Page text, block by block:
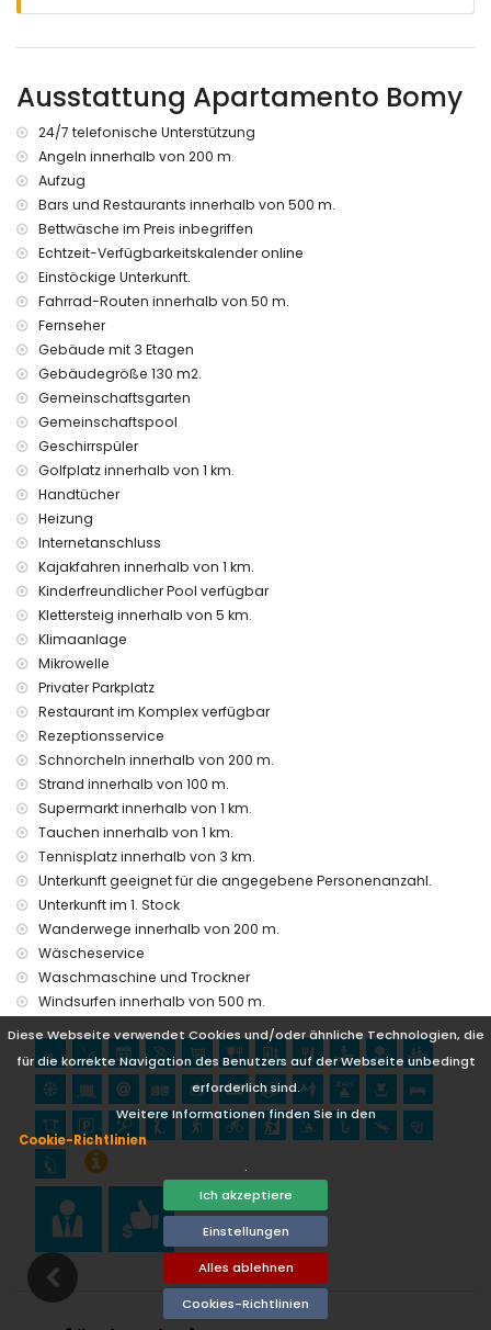
Diese Webseite verwendet Cookies und/oder ähnliche Technologien, die
für die korrekte Navigation des Benutzers auf der Webseite unbedingt
erforderlich sind.
Weitere Informationen finden Sie in den
Cookie-Richtlinien
.
Ich akzeptiere
Einstellungen
Alles ablehnen
Cookies-Richtlinien
von der Wohnung)
Öffentliche Verkehrsmittel in der Nähe: Zug innerhalb von
1000 Metern
Haustiere sind nicht erlaubt
Das Gebäude, in dem sich die Unterkunft befindet, verfügt
über einen Aufzug.
Die Unterkunft eignet sich sehr gut für Familien mit Kindern
und Fotosessions.
Ausstattung und Dienstleistungen, die im Mietpreis der
Wohnung enthalten sind
Internet (WiFi)
Staubsauger sowie Bügeleisen und Bügelbrett
Bettwäsche und Handtücher
Rezeptionsservice und 24-Stunden-Notdienst
Ausstattung und Dienstleistungen gegen Aufpreis
Wäscheservice
Fußbodenheizung
Kinderbett (auf Anfrage)
Unterhaltung und Freizeitaktivitäten für Ihren Urlaub in
Altea, Costa Blanca
vom Haus)
Freizeitpark (Terra Mítica), Themenpark (Terra Mítica), Zoo
(Terra Natura), Wildpark (Terra Natura) und Wasserpark
(Aqualandia) (innerhalb von 10 Kilometern vom Haus)
Sehenswürdigkeiten und Kultur in Altea, Costa Blanca
Historische Stätte (Iglesia casco antiguo) (innerhalb von 5
Kilometern von der Unterkunft)
Museum (Museo de Chocolate) und Burg (Castillo de
Guadalest) (innerhalb von 25 Kilometern von der Unterkunft)
Sport
Golf (Golf Don Cayo), Wandern, Radfahren, Kajakfahren,
Angeln, Tauchen, Schnorcheln und Windsurfen (innerhalb
von 1000 Metern von der Wohnung)
Tennis und Klettern (innerhalb von 5 Kilometern von der
Ausstattung Apartamento Bomy
24/7 telefonische Unterstützung
Angeln innerhalb von 200 m.
Aufzug
Bars und Restaurants innerhalb von 500 m.
Bettwäsche im Preis inbegriffen
Echtzeit-Verfügbarkeitskalender online
Einstöckige Unterkunft.
Fahrrad-Routen innerhalb von 50 m.
Fernseher
Gebäude mit 3 Etagen
Gebäudegröße 130 m2.
Gemeinschaftsgarten
Gemeinschaftspool
Geschirrspüler
Golfplatz innerhalb von 1 km.
Handtücher
Heizung
Internetanschluss
Kajakfahren innerhalb von 1 km.
Kinderfreundlicher Pool verfügbar
Klettersteig innerhalb von 5 km.
Klimaanlage
Mikrowelle
Privater Parkplatz
Restaurant im Komplex verfügbar
Rezeptionsservice
Schnorcheln innerhalb von 200 m.
Strand innerhalb von 100 m.
Supermarkt innerhalb von 1 km.
Tauchen innerhalb von 1 km.
Tennisplatz innerhalb von 3 km.
Unterkunft geeignet für die angegebene Personenanzahl.
Unterkunft im 1. Stock
Wanderwege innerhalb von 200 m.
Wäscheservice
Waschmaschine und Trockner
Windsurfen innerhalb von 500 m.